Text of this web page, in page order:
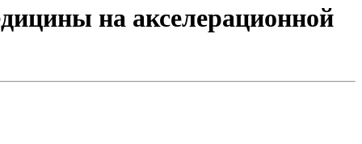
на акселерационной